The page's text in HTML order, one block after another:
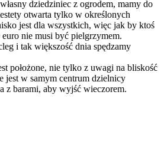
dziedziniec z ogrodem, mamy do
otwarta tylko w określonych
jest dla wszystkich, więc jak by ktoś
euro nie musi być pielgrzymem.
i tak większość dnia spędzamy
położone, nie tylko z uwagi na bliskość
jest w samym centrum dzielnicy
z barami, aby wyjść wieczorem.